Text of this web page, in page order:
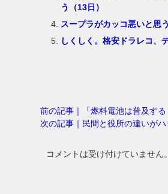
う（13日）
スープラがカッコ悪いと思
しくしく。格安ドラレコ、
前の記事｜「燃料電池は普及す
次の記事｜民間と役所の違いがハ
コメントは受け付けていません。